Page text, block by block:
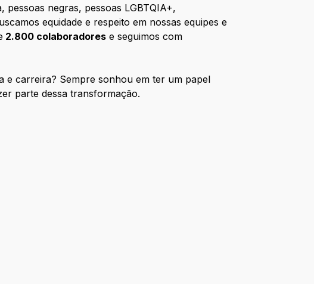
negras, pessoas LGBTQIA+,
equidade e respeito em nossas equipes e
2.800 colaboradores e seguimos com
e carreira? Sempre sonhou em ter um papel
parte dessa transformação.